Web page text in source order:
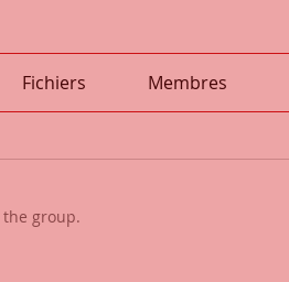
Fichiers Membres
group.